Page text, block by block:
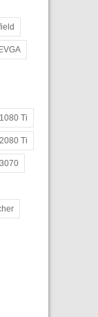
Ti
Ti